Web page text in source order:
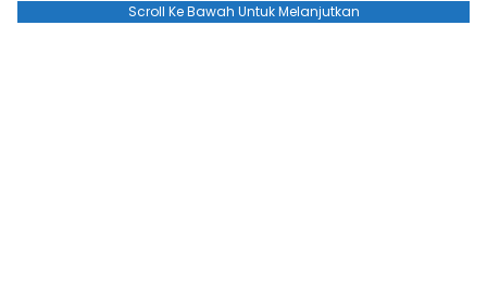
Scroll Ke Bawah Untuk Melanjutkan